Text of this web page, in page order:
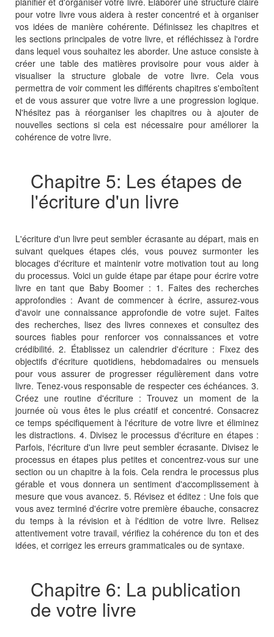
pour votre livre vous aidera à rester concentré et à organiser
vos idées de manière cohérente. Définissez les chapitres et
les sections principales de votre livre, et réfléchissez à l'ordre
dans lequel vous souhaitez les aborder. Une astuce consiste à
créer une table des matières provisoire pour vous aider à
visualiser la structure globale de votre livre. Cela vous
permettra de voir comment les différents chapitres s'emboîtent
et de vous assurer que votre livre a une progression logique.
N'hésitez pas à réorganiser les chapitres ou à ajouter de
nouvelles sections si cela est nécessaire pour améliorer la
cohérence de votre livre.
Chapitre 5: Les étapes de
l'écriture d'un livre
L'écriture d'un livre peut sembler écrasante au départ, mais en
suivant quelques étapes clés, vous pouvez surmonter les
blocages d'écriture et maintenir votre motivation tout au long
du processus. Voici un guide étape par étape pour écrire votre
livre en tant que Baby Boomer : 1. Faites des recherches
approfondies : Avant de commencer à écrire, assurez-vous
d'avoir une connaissance approfondie de votre sujet. Faites
des recherches, lisez des livres connexes et consultez des
sources fiables pour renforcer vos connaissances et votre
crédibilité. 2. Établissez un calendrier d'écriture : Fixez des
objectifs d'écriture quotidiens, hebdomadaires ou mensuels
pour vous assurer de progresser régulièrement dans votre
livre. Tenez-vous responsable de respecter ces échéances. 3.
Créez une routine d'écriture : Trouvez un moment de la
journée où vous êtes le plus créatif et concentré. Consacrez
ce temps spécifiquement à l'écriture de votre livre et éliminez
les distractions. 4. Divisez le processus d'écriture en étapes :
Parfois, l'écriture d'un livre peut sembler écrasante. Divisez le
processus en étapes plus petites et concentrez-vous sur une
section ou un chapitre à la fois. Cela rendra le processus plus
gérable et vous donnera un sentiment d'accomplissement à
mesure que vous avancez. 5. Révisez et éditez : Une fois que
vous avez terminé d'écrire votre première ébauche, consacrez
du temps à la révision et à l'édition de votre livre. Relisez
attentivement votre travail, vérifiez la cohérence du ton et des
idées, et corrigez les erreurs grammaticales ou de syntaxe.
Chapitre 6: La publication
de votre livre